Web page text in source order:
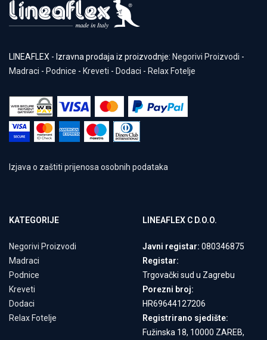
LINEAFLEX - Izravna prodaja iz proizvodnje: Negorivi Proizvodi -
Madraci - Podnice - Kreveti - Dodaci - Relax Fotelje
Izjava o zaštiti prijenosa osobnih podataka
KATEGORIJE
Negorivi Proizvodi
Madraci
Podnice
Kreveti
Dodaci
Relax Fotelje
LINEAFLEX C D.O.O.
Javni registar: 080346875
Registar:
Trgovački sud u Zagrebu
Porezni broj:
HR69644127206
Registrirano sjedište:
Fužinska 18, 10000 ZAREB,